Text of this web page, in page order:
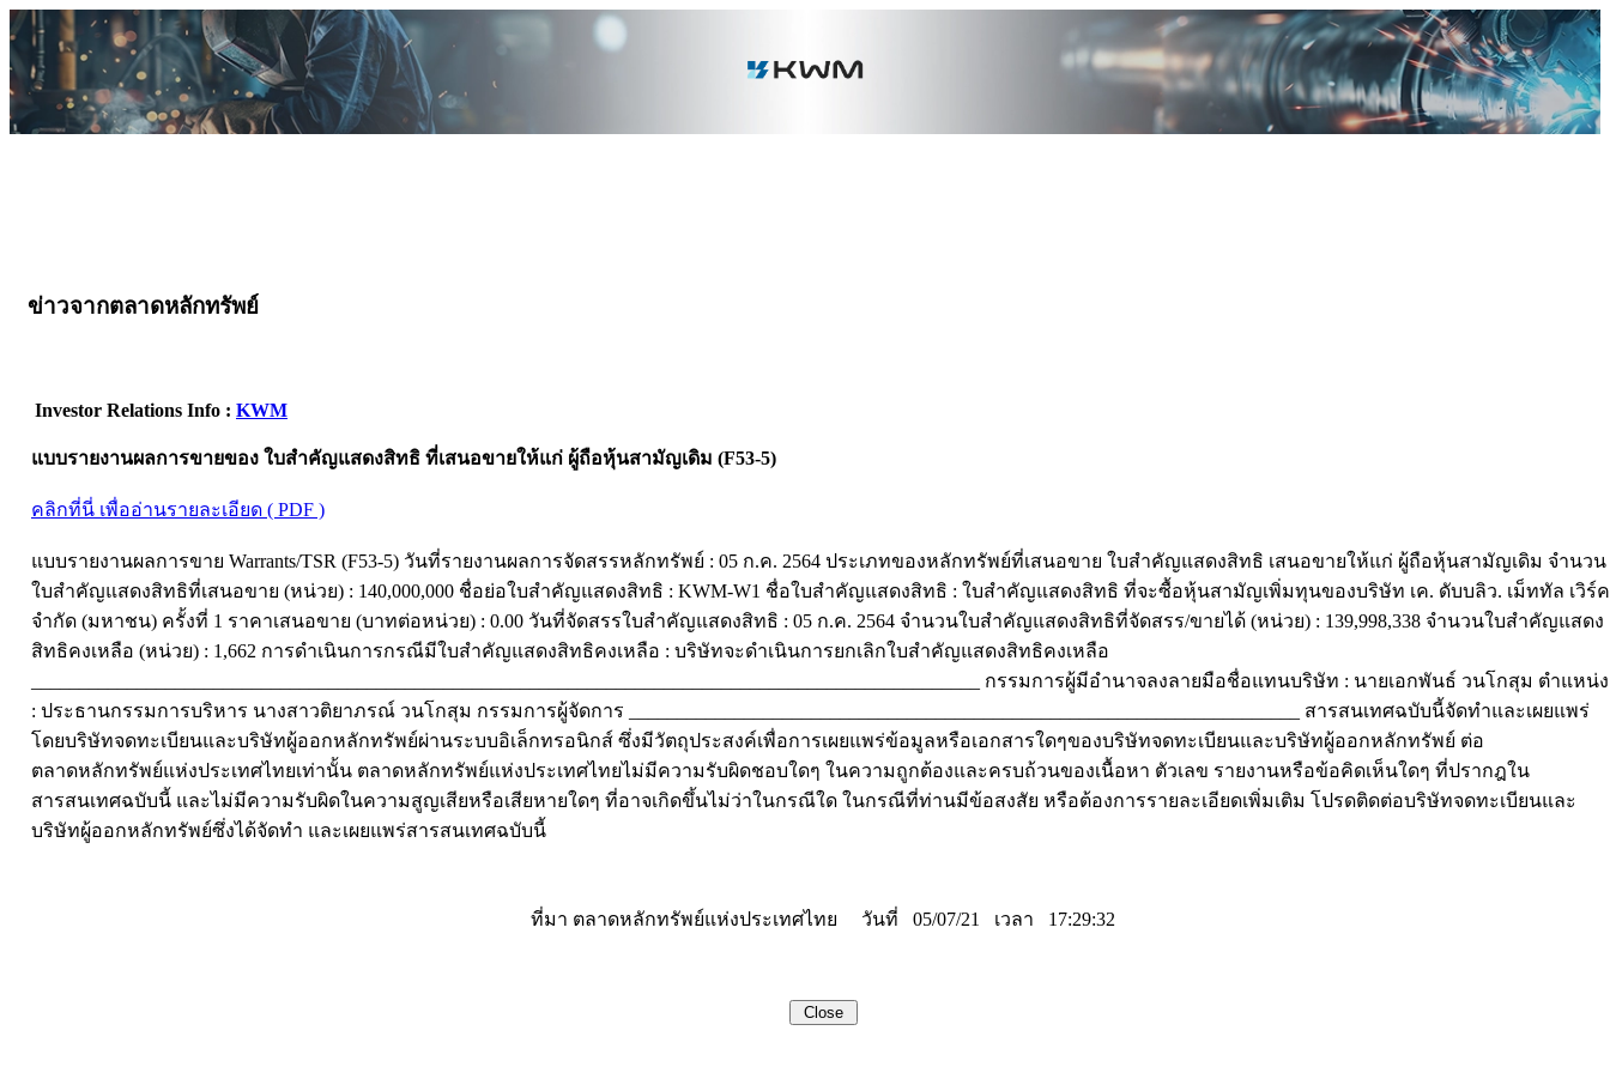
ข่าวจากตลาดหลักทรัพย์
Investor Relations Info : KWM
แบบรายงานผลการขายของ ใบสำคัญแสดงสิทธิ ที่เสนอขายให้แก่ ผู้ถือหุ้นสามัญเดิม (F53-5)
คลิกที่นี่ เพื่ออ่านรายละเอียด ( PDF )
แบบรายงานผลการขาย Warrants/TSR (F53-5) วันที่รายงานผลการจัดสรรหลักทรัพย์ : 05 ก.ค. 2564 ประเภทของหลักทรัพย์ที่เสนอขาย ใบสำคัญแสดงสิทธิ เสนอขายให้แก่ ผู้ถือหุ้นสามัญเดิม จำนวน
ใบสำคัญแสดงสิทธิที่เสนอขาย (หน่วย) : 140,000,000 ชื่อย่อใบสำคัญแสดงสิทธิ : KWM-W1 ชื่อใบสำคัญแสดงสิทธิ : ใบสำคัญแสดงสิทธิ ที่จะซื้อหุ้นสามัญเพิ่มทุนของบริษัท เค. ดับบลิว. เม็ททัล เวิร์ค
จำกัด (มหาชน) ครั้งที่ 1 ราคาเสนอขาย (บาทต่อหน่วย) : 0.00 วันที่จัดสรรใบสำคัญแสดงสิทธิ : 05 ก.ค. 2564 จำนวนใบสำคัญแสดงสิทธิที่จัดสรร/ขายได้ (หน่วย) : 139,998,338 จำนวนใบสำคัญแสดง
สิทธิคงเหลือ (หน่วย) : 1,662 การดำเนินการกรณีมีใบสำคัญแสดงสิทธิคงเหลือ : บริษัทจะดำเนินการยกเลิกใบสำคัญแสดงสิทธิคงเหลือ
___________________________________________________________________________________________________ กรรมการผู้มีอำนาจลงลายมือชื่อแทนบริษัท : นายเอกพันธ์ วนโกสุม ตำแหน่ง
: ประธานกรรมการบริหาร นางสาวติยาภรณ์ วนโกสุม กรรมการผู้จัดการ ______________________________________________________________________ สารสนเทศฉบับนี้จัดทำและเผยแพร่
โดยบริษัทจดทะเบียนและบริษัทผู้ออกหลักทรัพย์ผ่านระบบอิเล็กทรอนิกส์ ซึ่งมีวัตถุประสงค์เพื่อการเผยแพร่ข้อมูลหรือเอกสารใดๆของบริษัทจดทะเบียนและบริษัทผู้ออกหลักทรัพย์ ต่อ
ตลาดหลักทรัพย์แห่งประเทศไทยเท่านั้น ตลาดหลักทรัพย์แห่งประเทศไทยไม่มีความรับผิดชอบใดๆ ในความถูกต้องและครบถ้วนของเนื้อหา ตัวเลข รายงานหรือข้อคิดเห็นใดๆ ที่ปรากฎใน
สารสนเทศฉบับนี้ และไม่มีความรับผิดในความสูญเสียหรือเสียหายใดๆ ที่อาจเกิดขึ้นไม่ว่าในกรณีใด ในกรณีที่ท่านมีข้อสงสัย หรือต้องการรายละเอียดเพิ่มเติม โปรดติดต่อบริษัทจดทะเบียนและ
บริษัทผู้ออกหลักทรัพย์ซึ่งได้จัดทำ และเผยแพร่สารสนเทศฉบับนี้
ที่มา ตลาดหลักทรัพย์แห่งประเทศไทย วันที่ 05/07/21 เวลา 17:29:32